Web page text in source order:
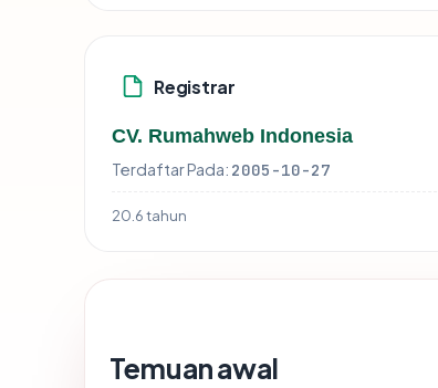
Registrar
CV. Rumahweb Indonesia
Terdaftar Pada: 2005-10-27
20.6 tahun
Temuan awal